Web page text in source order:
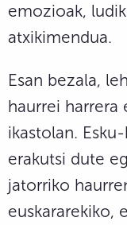
emozioak,
atxikimendua.
Esan bezala,
haurrei harrera
ikastolan.
erakutsi dute
jatorriko
euskararekiko,